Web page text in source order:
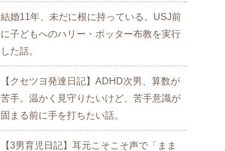
結婚11年、未だに根に持っている。USJ前
に子どもへのハリー・ポッター布教を実行
した話。
【クセツヨ発達日記】ADHD次男、算数が
苦手。温かく見守りたいけど、苦手意識が
固まる前に手を打ちたい話。
【3男育児日記】耳元こそこそ声で「まま